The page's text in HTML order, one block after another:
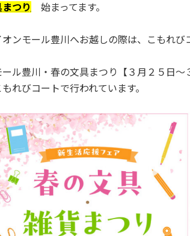
つり
始まってます。
ンモール豊川へお越しの際は、こもれび
ル豊川・春の文具まつり【３月２５日～
もれびコートで行われています。